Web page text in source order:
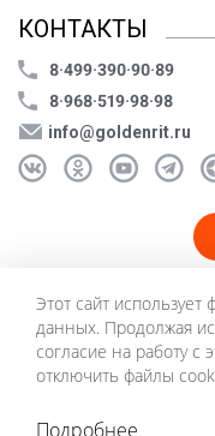
КОНТАКТЫ
8·499·390·90·89
8·968·519·98·98
info@goldenrit.ru
© ООО
Этот сайт
данных. Продолжая
согласие на работу с
отключить файлы
Подробнее